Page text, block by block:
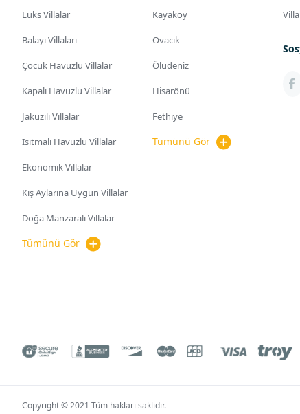
Lüks Villalar
Balayı Villaları
Çocuk Havuzlu Villalar
Kapalı Havuzlu Villalar
Jakuzili Villalar
Isıtmalı Havuzlu Villalar
Ekonomik Villalar
Kış Aylarına Uygun Villalar
Doğa Manzaralı Villalar
Tümünü Gör
Kayaköy
Ovacık
Ölüdeniz
Hisarönü
Fethiye
Tümünü Gör
Copyright © 2021 Tüm hakları saklıdır.